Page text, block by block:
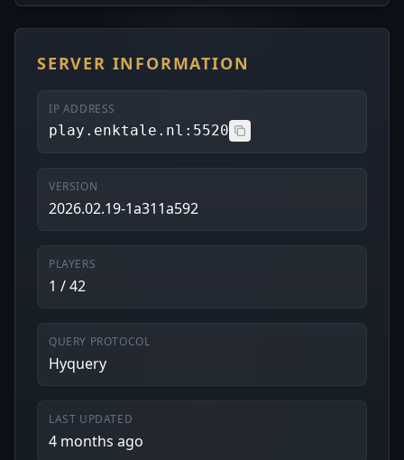
SERVER INFORMATION
IP ADDRESS
play.enktale.nl:5520
VERSION
2026.02.19-1a311a592
PLAYERS
1 / 42
QUERY PROTOCOL
Hyquery
LAST UPDATED
4 months ago